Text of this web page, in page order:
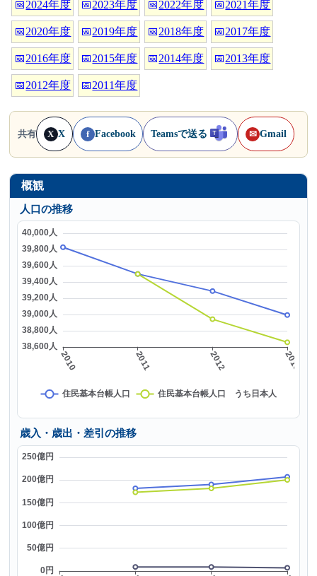
📅2024年度 📅2023年度 📅2022年度 📅2021年度
📅2020年度 📅2019年度 📅2018年度 📅2017年度
📅2016年度 📅2015年度 📅2014年度 📅2013年度
📅2012年度 📅2011年度
共有 X X f Facebook Teamsで送る ✉ Gmail
概観
人口の推移
歳入・歳出・差引の推移